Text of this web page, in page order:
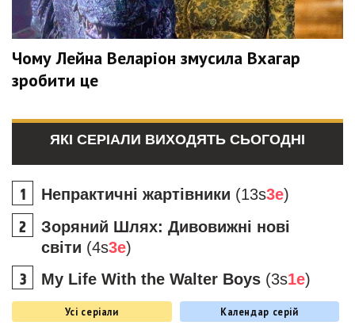
Чому Лейна Веларіон змусила Вхагар
зробити це
ЯКІ СЕРІАЛИ ВИХОДЯТЬ СЬОГОДНІ
Непрактичні жартівники (13s3e)
Зоряний Шлях: Дивовижні нові
світи (4s3e)
My Life With the Walter Boys (3s1e)
Усі серіали Календар серій